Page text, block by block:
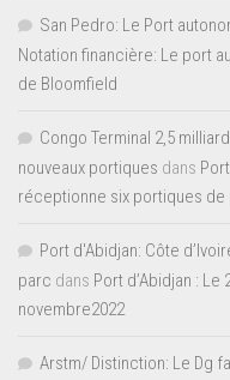
San Pedro: Le Port
Notation financière: Le port
de Bloomfield
Congo Terminal 2,5
nouveaux portiques dans
réceptionne six portiques de
Port d'Abidjan: Côte
parc dans Port d’Abidjan :
novembre2022
Arstm/ Distinction: Le Dg